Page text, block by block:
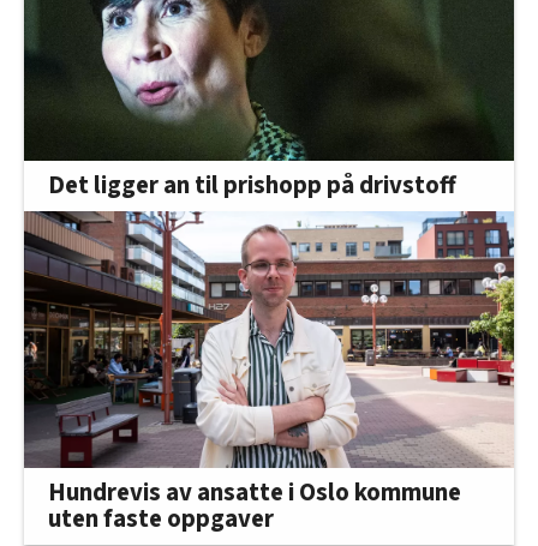
Det ligger an til prishopp på drivstoff
Hundrevis av ansatte i Oslo kommune
uten faste oppgaver